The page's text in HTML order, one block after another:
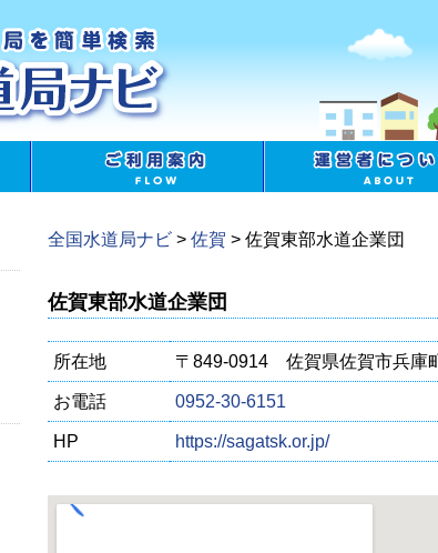
全国水道局ナビ > 佐賀 > 佐賀東部水道企業団
佐賀東部水道企業団
所在地 〒849-0914 佐賀県佐賀市兵庫
お電話 0952-30-6151
HP https://sagatsk.or.jp/